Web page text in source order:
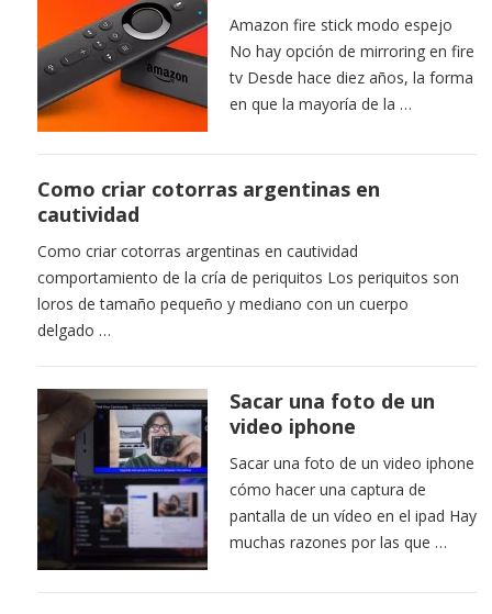
Amazon fire stick modo espejo
No hay opción de mirroring en fire
tv Desde hace diez años, la forma
en que la mayoría de la …
Como criar cotorras argentinas en
cautividad
Como criar cotorras argentinas en cautividad
comportamiento de la cría de periquitos Los periquitos son
loros de tamaño pequeño y mediano con un cuerpo
delgado …
Sacar una foto de un
video iphone
Sacar una foto de un video iphone
cómo hacer una captura de
pantalla de un vídeo en el ipad Hay
muchas razones por las que …